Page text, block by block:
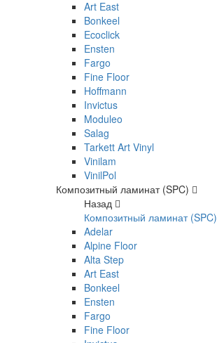
Art East
Bonkeel
Ecoclick
Ensten
Fargo
Fine Floor
Hoffmann
Invictus
Moduleo
Salag
Tarkett Art Vinyl
Vinilam
VinilPol
Композитный ламинат (SPC)
Назад
Композитный ламинат (SPC)
Adelar
Alpine Floor
Alta Step
Art East
Bonkeel
Ensten
Fargo
Fine Floor